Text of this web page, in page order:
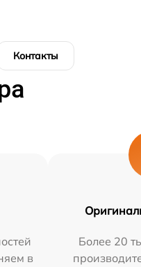
Контакты
в
Более 20